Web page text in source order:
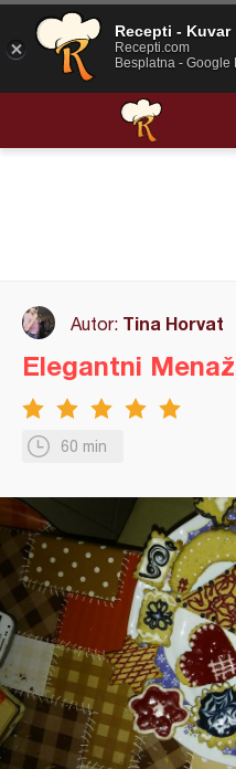
Autor: Tina Horvat
60 min
Elegantni
Recepti - Kuvar
Recepti.com
Besplatna - Google